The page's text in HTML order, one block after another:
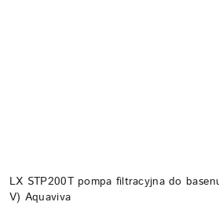
LX STP200T pompa filtracyjna do
V) Aquaviva